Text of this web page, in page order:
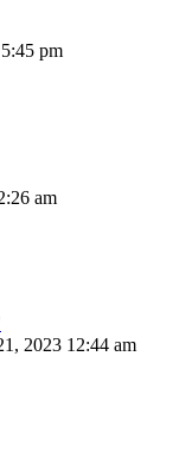
pm
am
2023 12:44 am